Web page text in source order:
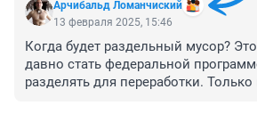
Арчибальд Ломанчиский
13 февраля 2025, 15:46
Когда будет раздельный мусор?
давно стать федеральной
разделять для переработки.